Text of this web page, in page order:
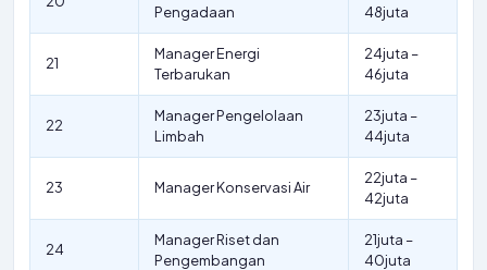
Pengadaan 48juta
21
Manager Energi
Terbarukan
24juta –
46juta
22
Manager Pengelolaan
Limbah
23juta –
44juta
23 Manager Konservasi Air
22juta –
42juta
24
Manager Riset dan
Pengembangan
21juta –
40juta